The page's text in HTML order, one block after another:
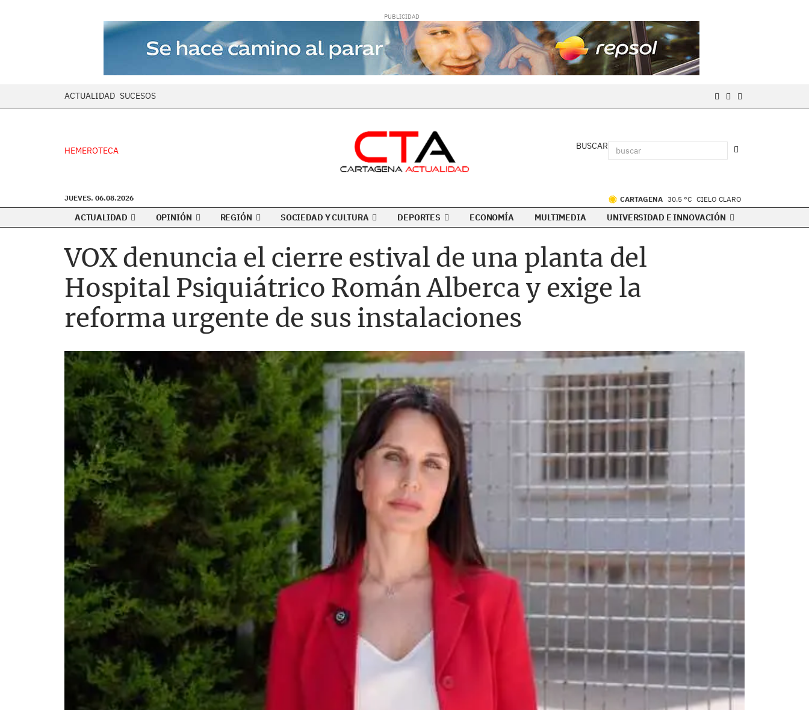
ACTUALIDAD SUCESOS
HEMEROTECA BUSCAR
JUEVES. 06.08.2026 CARTAGENA 30.5 °C CIELO CLARO
ACTUALIDAD OPINIÓN REGIÓN SOCIEDAD Y CULTURA DEPORTES ECONOMÍA MULTIMEDIA UNIVERSIDAD E INNOVACIÓN
VOX denuncia el cierre estival de una planta del
Hospital Psiquiátrico Román Alberca y exige la
reforma urgente de sus instalaciones